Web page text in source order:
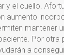
y el cuello.
aumento
mantener
Por otra
a